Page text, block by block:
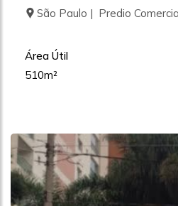
São Paulo | Predio
Área Útil
510m²